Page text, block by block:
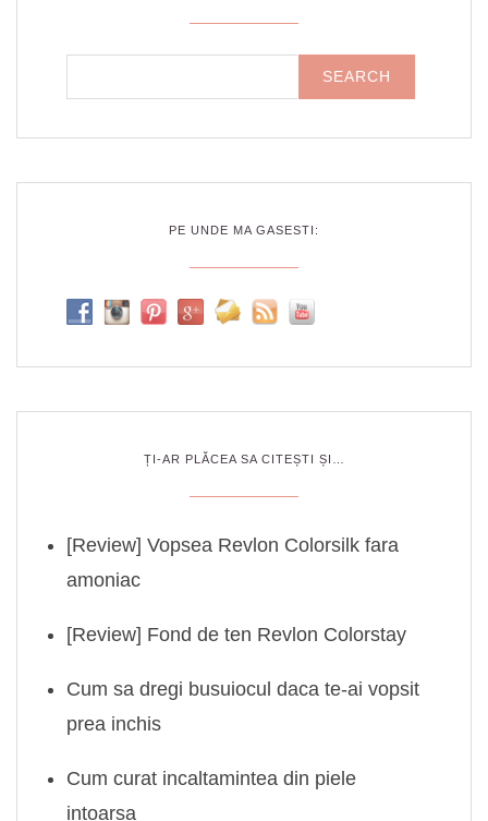
PE UNDE MA GASESTI:
ȚI-AR PLĂCEA SA CITEȘTI ȘI…
[Review] Vopsea Revlon Colorsilk fara
amoniac
[Review] Fond de ten Revlon Colorstay
Cum sa dregi busuiocul daca te-ai vopsit
prea inchis
Cum curat incaltamintea din piele
intoarsa